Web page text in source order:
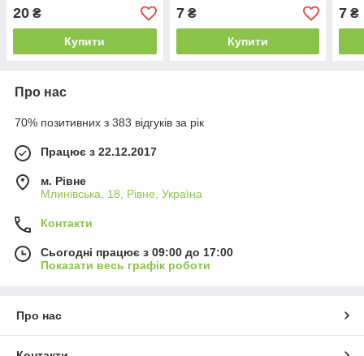
20 ₴
Купити
7₴
Купити
7 ₴
Про нас
70% позитивних з 383 відгуків за рік
Працює з 22.12.2017
м. Рівне
Млинівська, 18, Рівне, Україна
Контакти
Сьогодні працює з 09:00 до 17:00
Показати весь графік роботи
Про нас